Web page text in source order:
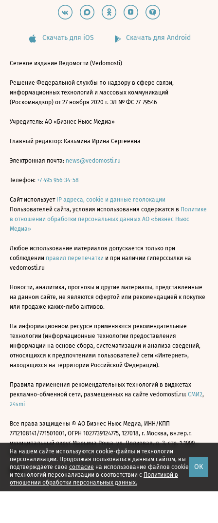
На нашем сайте используются cookie-файлы и технологии
персонализации. Продолжая пользоваться данным сайтом, вы
подтверждаете свое согласие на использование файлов cookie
и технологий персонализации в соответствии с Политикой в
отношении обработки персональных данных.
ОК
Скачать для iOS Скачать для Android
Сетевое издание Ведомости (Vedomosti)
Решение Федеральной службы по надзору в сфере связи,
информационных технологий и массовых коммуникаций
(Роскомнадзор) от 27 ноября 2020 г. ЭЛ № ФС 77-79546
Учредитель: АО «Бизнес Ньюс Медиа»
Главный редактор: Казьмина Ирина Сергеевна
Электронная почта: news@vedomosti.ru
Телефон: +7 495 956-34-58
Сайт использует IP адреса, cookie и данные геолокации
Пользователей сайта, условия использования содержатся в Политике
в отношении обработки персональных данных АО «Бизнес Ньюс
Медиа»
Любое использование материалов допускается только при
соблюдении правил перепечатки и при наличии гиперссылки на
vedomosti.ru
Новости, аналитика, прогнозы и другие материалы, представленные
на данном сайте, не являются офертой или рекомендацией к покупке
или продаже каких-либо активов.
На информационном ресурсе применяются рекомендательные
технологии (информационные технологии предоставления
информации на основе сбора, систематизации и анализа сведений,
относящихся к предпочтениям пользователей сети «Интернет»,
находящихся на территории Российской Федерации).
Правила применения рекомендательных технологий в виджетах
рекламно-обменной сети, размещенных на сайте vedomosti.ru: СМИ2,
24smi
Все права защищены © АО Бизнес Ньюс Медиа, ИНН/КПП
7712108141/771501001, ОГРН 1027739124775, 127018, г. Москва, вн.тер.г.
муниципальный округ Марьина Роща, ул. Полковая, д. 3, стр. 1 1999—
2026